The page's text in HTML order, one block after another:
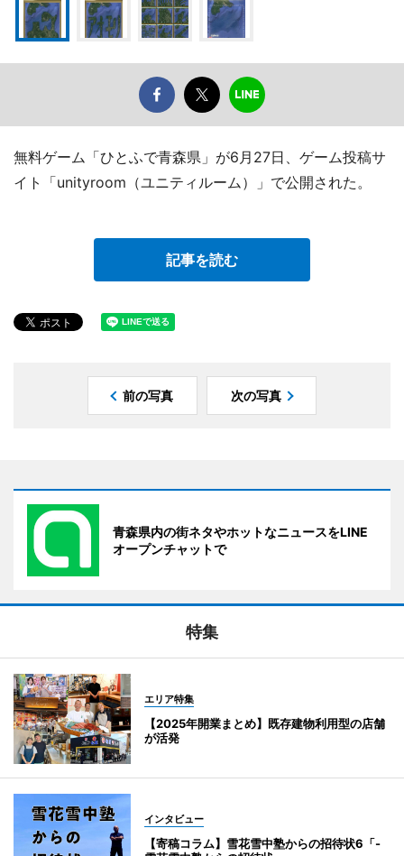
無料ゲーム「ひとふで青森県」が6月27日、ゲーム投稿サ
イト「unityroom（ユニティルーム）」で公開された。
記事を読む
前の写真 次の写真
青森県内の街ネタやホットなニュースをLINE
オープンチャットで
特集
エリア特集
【2025年開業まとめ】既存建物利用型の店舗
が活発
インタビュー
【寄稿コラム】雪花雪中塾からの招待状6「-